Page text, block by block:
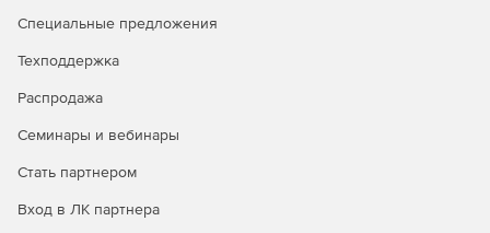
Специальные предложения
Техподдержка
Распродажа
Семинары и вебинары
Стать партнером
Вход в ЛК партнера